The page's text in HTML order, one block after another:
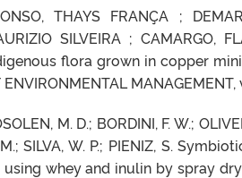
THAYS FRANÇA ;
SILVEIRA ; CAMARGO,
flora grown in copper
ENVIRONMENTAL
M. D.; BORDINI, F. W.;
SILVA, W. P.; PIENIZ, S.
using whey and inulin by spray